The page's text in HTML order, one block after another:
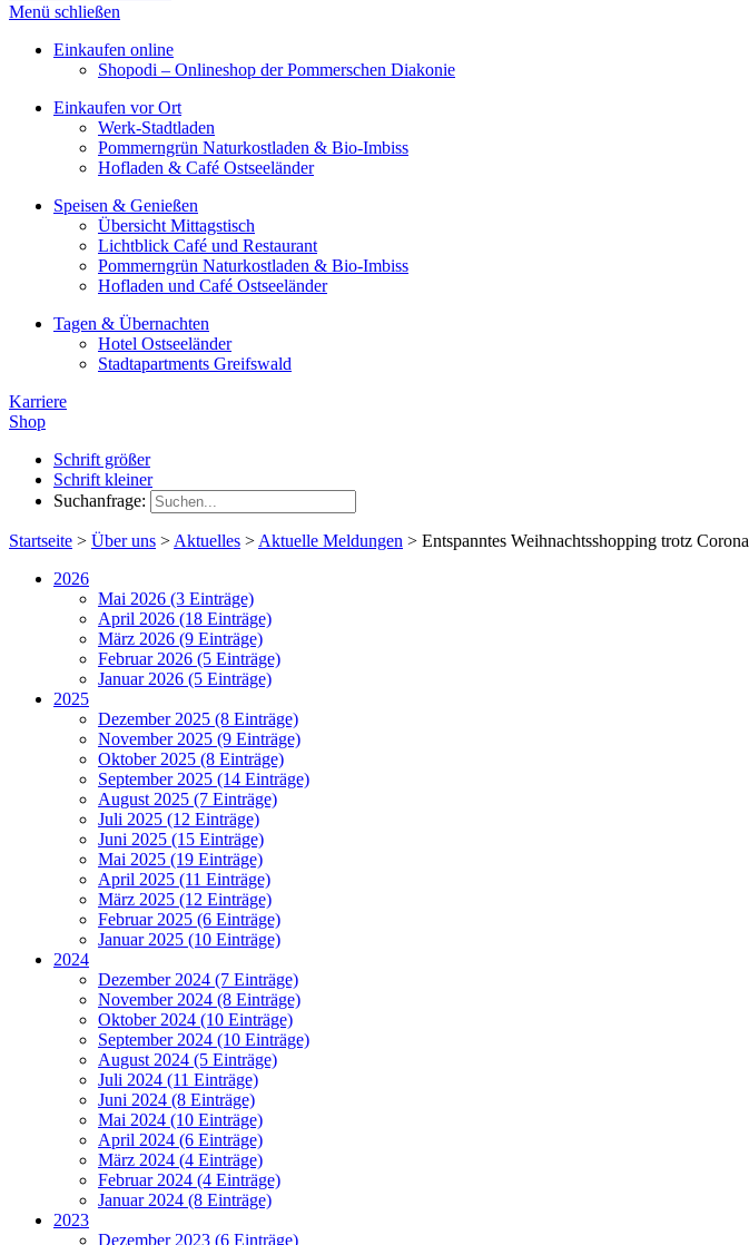
Menü schließen
Einkaufen online
Shopodi – Onlineshop der Pommerschen Diakonie
Einkaufen vor Ort
Werk-Stadtladen
Pommerngrün Naturkostladen & Bio-Imbiss
Hofladen & Café Ostseeländer
Speisen & Genießen
Übersicht Mittagstisch
Lichtblick Café und Restaurant
Pommerngrün Naturkostladen & Bio-Imbiss
Hofladen und Café Ostseeländer
Tagen & Übernachten
Hotel Ostseeländer
Stadtapartments Greifswald
Karriere
Shop
Schrift größer
Schrift kleiner
Suchanfrage:
Startseite > Über uns > Aktuelles > Aktuelle Meldungen > Entspanntes Weihnachtsshopping trotz Corona
2026
Mai 2026 (3 Einträge)
April 2026 (18 Einträge)
März 2026 (9 Einträge)
Februar 2026 (5 Einträge)
Januar 2026 (5 Einträge)
2025
Dezember 2025 (8 Einträge)
November 2025 (9 Einträge)
Oktober 2025 (8 Einträge)
September 2025 (14 Einträge)
August 2025 (7 Einträge)
Juli 2025 (12 Einträge)
Juni 2025 (15 Einträge)
Mai 2025 (19 Einträge)
April 2025 (11 Einträge)
März 2025 (12 Einträge)
Februar 2025 (6 Einträge)
Januar 2025 (10 Einträge)
2024
Dezember 2024 (7 Einträge)
November 2024 (8 Einträge)
Oktober 2024 (10 Einträge)
September 2024 (10 Einträge)
August 2024 (5 Einträge)
Juli 2024 (11 Einträge)
Juni 2024 (8 Einträge)
Mai 2024 (10 Einträge)
April 2024 (6 Einträge)
März 2024 (4 Einträge)
Februar 2024 (4 Einträge)
Januar 2024 (8 Einträge)
2023
Dezember 2023 (6 Einträge)